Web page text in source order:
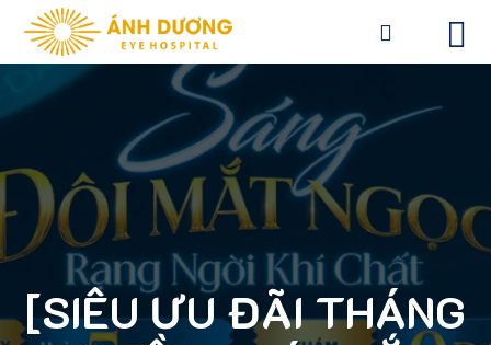
[SIÊU ƯU ĐÃI THÁNG